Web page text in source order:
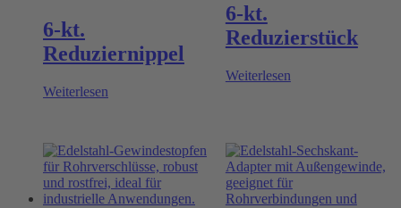
6-kt.
Reduziernippel
Weiterlesen
6-kt.
Reduzierstück
Weiterlesen